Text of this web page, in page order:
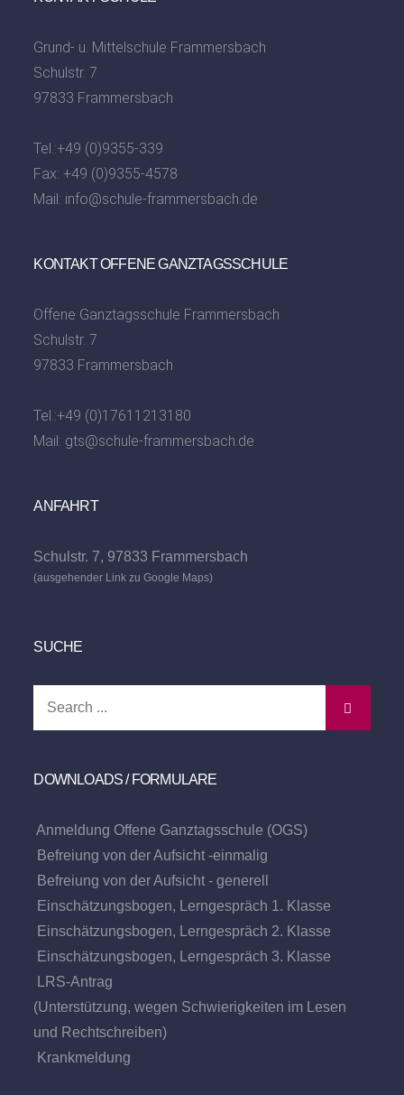
Grund- u. Mittelschule Frammersbach
Schulstr. 7
97833 Frammersbach
Tel.:+49 (0)9355-339
Fax: +49 (0)9355-4578
Mail: info@schule-frammersbach.de
KONTAKT OFFENE GANZTAGSSCHULE
Offene Ganztagsschule Frammersbach
Schulstr. 7
97833 Frammersbach
Tel.:+49 (0)17611213180
Mail: gts@schule-frammersbach.de
ANFAHRT
Schulstr. 7, 97833 Frammersbach
(ausgehender Link zu Google Maps)
SUCHE
DOWNLOADS / FORMULARE
Anmeldung Offene Ganztagsschule (OGS)
Befreiung von der Aufsicht -einmalig
Befreiung von der Aufsicht - generell
Einschätzungsbogen, Lerngespräch 1. Klasse
Einschätzungsbogen, Lerngespräch 2. Klasse
Einschätzungsbogen, Lerngespräch 3. Klasse
LRS-Antrag
(Unterstützung, wegen Schwierigkeiten im Lesen
und Rechtschreiben)
Krankmeldung